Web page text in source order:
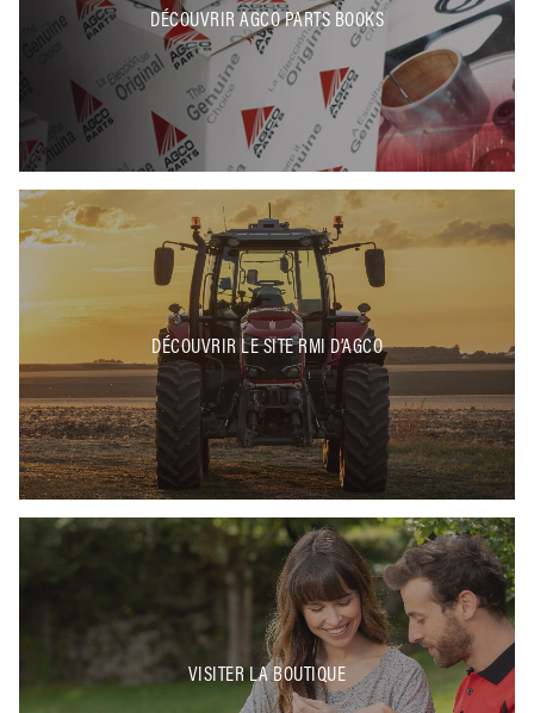
DÉCOUVRIR AGCO PARTS BOOKS
DÉCOUVRIR LE SITE RMI D’AGCO
VISITER LA BOUTIQUE